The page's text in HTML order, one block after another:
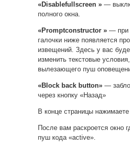
«Disablefullscreen » —
полного окна.
«Promptconstructor » — при
галочки ниже появляется
извещений. Здесь у вас
изменить текстовые
вылезающего пуш
«Block back button» —
через кнопку «Назад»
В конце страницы
После вам раскроется окно
пуш кода «active».